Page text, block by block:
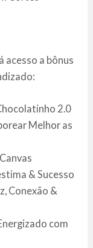
acesso a bônus
2.0
Melhor as
& Sucesso
Conexão &
com